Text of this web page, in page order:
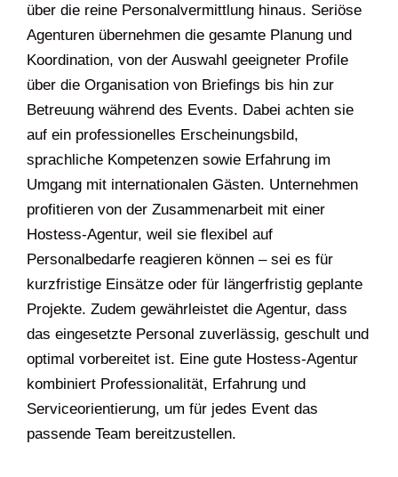
über die reine Personalvermittlung hinaus. Seriöse
Agenturen übernehmen die gesamte Planung und
Koordination, von der Auswahl geeigneter Profile
über die Organisation von Briefings bis hin zur
Betreuung während des Events. Dabei achten sie
auf ein professionelles Erscheinungsbild,
sprachliche Kompetenzen sowie Erfahrung im
Umgang mit internationalen Gästen. Unternehmen
profitieren von der Zusammenarbeit mit einer
Hostess-Agentur, weil sie flexibel auf
Personalbedarfe reagieren können – sei es für
kurzfristige Einsätze oder für längerfristig geplante
Projekte. Zudem gewährleistet die Agentur, dass
das eingesetzte Personal zuverlässig, geschult und
optimal vorbereitet ist. Eine gute Hostess-Agentur
kombiniert Professionalität, Erfahrung und
Serviceorientierung, um für jedes Event das
passende Team bereitzustellen.